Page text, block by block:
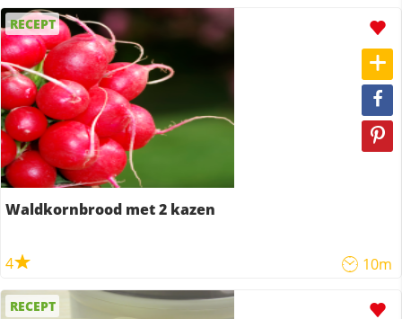
RECEPT
Waldkornbrood met 2 kazen
4 10m
RECEPT